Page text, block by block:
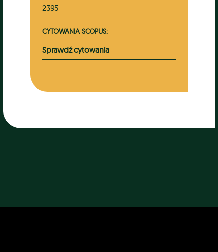
2395
CYTOWANIA SCOPUS:
Sprawdź cytowania